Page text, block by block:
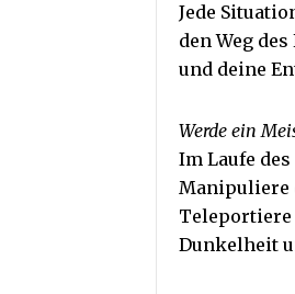
Jede
den Weg
und deine
Werde ein
Im Laufe
Manipuliere
Teleportiere
Dunkelheit